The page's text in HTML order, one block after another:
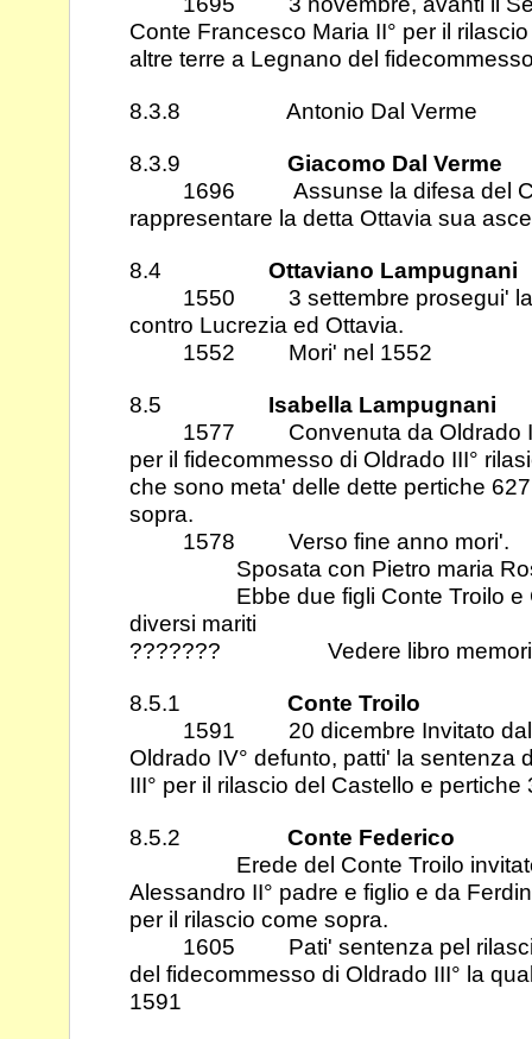
Conte Francesco Maria II° per il
altre terre a Legnano del
8.3.8 Antonio Dal Verme
8.3.9 Giacomo Dal Verme
1696 Assunse la difesa del
rappresentare la detta Ottavia sua
8.4 Ottaviano Lampugnani
1550 3 settembre prosegui' la
contro Lucrezia ed Ottavia.
1552 Mori' nel 1552
8.5 Isabella Lampugnani
1577 Convenuta da Oldrado IV°
per il fidecommesso di Oldrado III°
che sono meta' delle dette pertiche
sopra.
1578 Verso fine anno mori'.
Sposata con Pietro maria Rossi
Ebbe due figli Conte Troilo e
diversi mariti
??????? Vedere libro
8.5.1 Conte Troilo
1591 20 dicembre Invitato dal
Oldrado IV° defunto, patti' la sentenza
III° per il rilascio del Castello e pertiche
8.5.2 Conte Federico
Erede del Conte Troilo invitato
Alessandro II° padre e figlio e da
per il rilascio come sopra.
1605 Pati' sentenza pel rilascio
del fidecommesso di Oldrado III° la
1591